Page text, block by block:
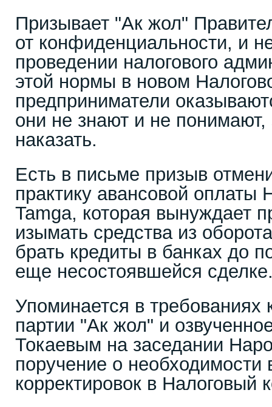
Призывает "Ак жол"
от конфиденциальности, и
проведении налогового
этой нормы в новом
предприниматели
они не знают и не понимают,
наказать.
Есть в письме призыв
практику авансовой оплаты
Tamga, которая вынуждает
изымать средства из
брать кредиты в банках до
еще несостоявшейся
Упоминается в требованиях
партии "Ак жол" и
Токаевым на заседании
поручение о необходимости
корректировок в Налоговый